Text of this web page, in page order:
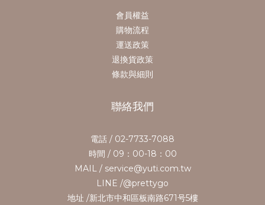
會員權益
購物流程
運送政策
退換貨政策
條款與細則
聯絡我們
電話 / 02-7733-7088
時間 / 09：00-18：00
MAIL / service@yuti.com.tw
LINE /@prettygo
地址 /新北市中和區板南路671号5樓